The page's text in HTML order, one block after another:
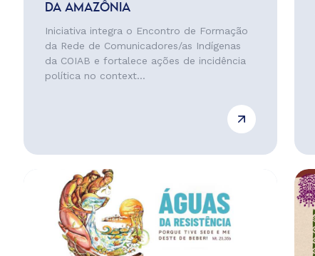
DA AMAZÔNIA
Iniciativa integra o Encontro de Formação
da Rede de Comunicadores/as Indígenas
da COIAB e fortalece ações de incidência
política no context...